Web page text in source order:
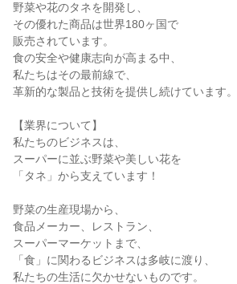
野菜や花のタネを開発し、
その優れた商品は世界180ヶ国で
販売されています。
食の安全や健康志向が高まる中、
私たちはその最前線で、
革新的な製品と技術を提供し続けています。
【業界について】
私たちのビジネスは、
スーパーに並ぶ野菜や美しい花を
「タネ」から支えています！
野菜の生産現場から、
食品メーカー、レストラン、
スーパーマーケットまで、
「食」に関わるビジネスは多岐に渡り、
私たちの生活に欠かせないものです。